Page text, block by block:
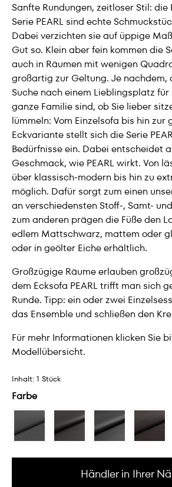
Sanfte Rundungen, zeitloser Stil:
Serie PEARL sind echte
Dabei verzichten sie auf üppige
Gut so. Klein aber fein kommen die
auch in Räumen mit wenigen
großartig zur Geltung. Je nachdem,
Suche nach einem Lieblingsplatz
ganze Familie sind, ob Sie lieber
lümmeln: Vom Einzelsofa bis hin zur
Eckvariante stellt sich die Serie
Bedürfnisse ein. Dabei entscheidet
Geschmack, wie PEARL wirkt. Von
über klassisch-modern bis hin zu
möglich. Dafür sorgt zum einen
an verschiedensten Stoff-, Samt-
zum anderen prägen die Füße den
edlem Mattschwarz, mattem oder
oder in geölter Eiche erhältlich.
Großzügige Räume erlauben
dem Ecksofa PEARL trifft man sich
Runde. Tipp: ein oder zwei
das Ensemble und schließen den
Für mehr Informationen klicken Sie
Modellübersicht.
Inhalt: 1 Stück
Farbe
Händler in Ihrer